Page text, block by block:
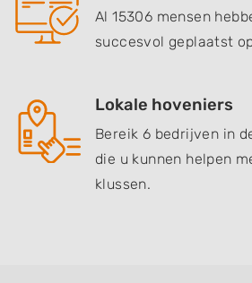
Al 15306 mensen
succesvol geplaatst
Lokale hoveniers
Bereik 6 bedrijven in
die u kunnen helpen
klussen.